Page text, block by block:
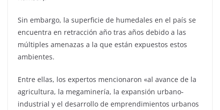
Sin embargo, la superficie de humedales en el país se
encuentra en retracción año tras años debido a las
múltiples amenazas a la que están expuestos estos
ambientes.
Entre ellas, los expertos mencionaron «al avance de la
agricultura, la megaminería, la expansión urbano‐
industrial y el desarrollo de emprendimientos urbanos